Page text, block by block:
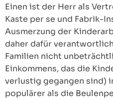
Einen ist der Herr als
Kaste per se und Fabrik-
Ausmerzung der
daher dafür
Familien nicht
Einkommens, das die
verlustig gegangen sind)
populärer als die